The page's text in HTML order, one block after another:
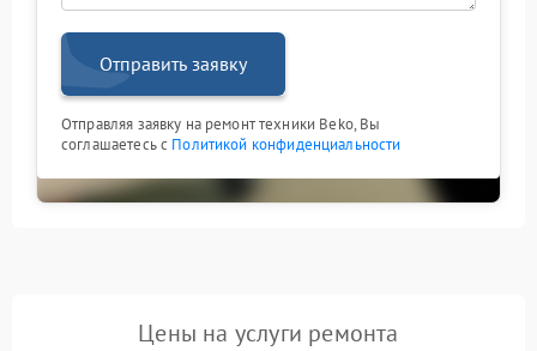
Отправить заявку
Отправляя заявку на ремонт техники Beko, Вы
соглашаетесь с Политикой конфиденциальности
Цены на услуги ремонта